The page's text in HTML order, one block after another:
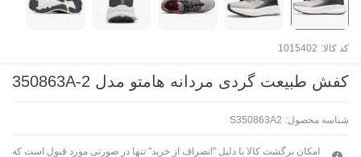
کد کالا: 1015402
کفش طبیعت گردی مردانه هامتو مدل 350863A-2
شناسه محصول: S350863A2
امکان برگشت کالا با دلیل "انصراف از خرید" تنها در صورتی مورد قبول است که